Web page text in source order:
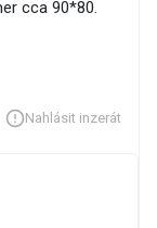
cca 90*80.
Nahlásit inzerát